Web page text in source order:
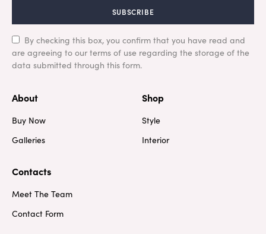
SUBSCRIBE
By checking this box, you confirm that you have read and
are agreeing to our terms of use regarding the storage of the
data submitted through this form.
About
Buy Now
Galleries
Shop
Style
Interior
Contacts
Meet The Team
Contact Form